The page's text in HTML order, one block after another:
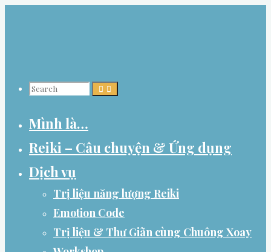
Search
for:
Mình là…
Reiki – Câu chuyện & Ứng dụng
Dịch vụ
Trị liệu năng lượng Reiki
Emotion Code
Trị liệu & Thư Giãn cùng Chuông Xoay